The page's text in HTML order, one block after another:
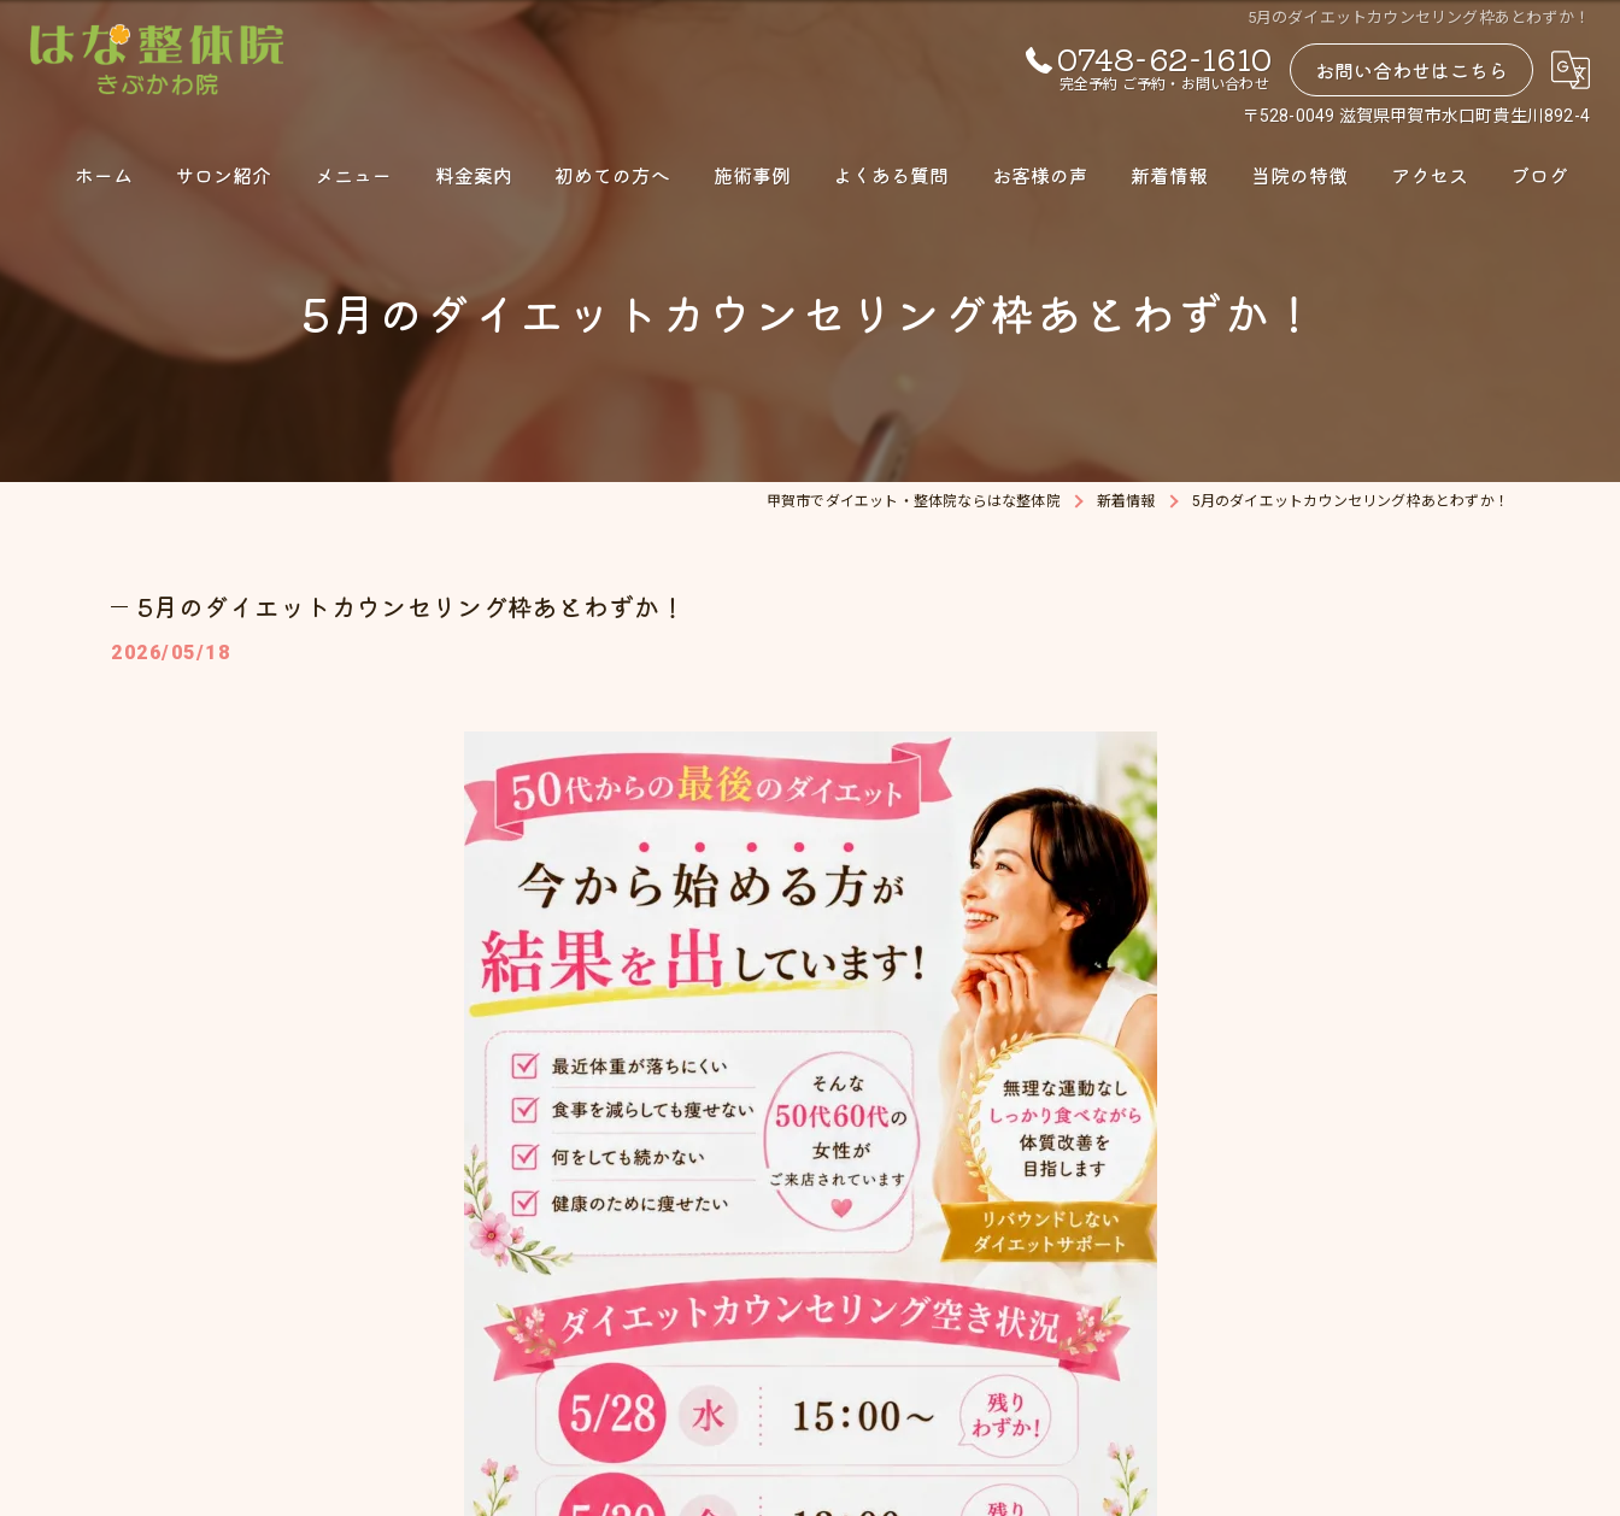
5月のダイエットカウンセリング枠あとわずか！
0748-62-1610
完全予約 ご予約・お問い合わせ お問い合わせはこちら
〒528-0049 滋賀県甲賀市水口町貴生川892-4
ホーム サロン紹介 メニュー 料金案内 初めての方へ 施術事例 よくある質問 お客様の声 新着情報 当院の特徴
肩こり
ダイエット
アクセス ブログ
5月のダイエットカウンセリング枠あとわずか！
甲賀市でダイエット・整体院ならはな整体院 新着情報 5月のダイエットカウンセリング枠あとわずか！
5月のダイエットカウンセリング枠あとわずか！
2026/05/18